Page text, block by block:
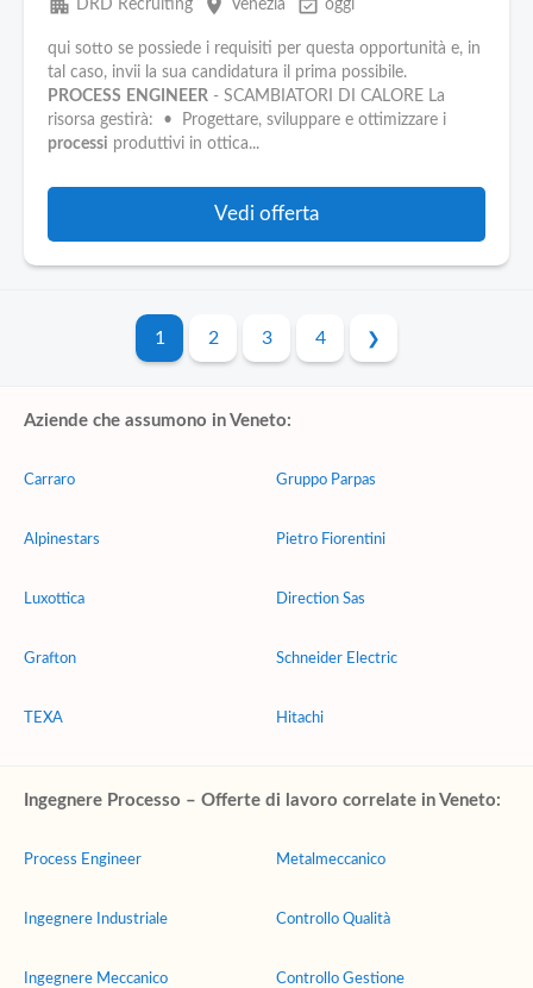
apartment DRD Recruiting place Venezia event_available oggi
qui sotto se possiede i requisiti per questa opportunità e, in
tal caso, invii la sua candidatura il prima possibile.
PROCESS ENGINEER - SCAMBIATORI DI CALORE La
risorsa gestirà: • Progettare, sviluppare e ottimizzare i
processi produttivi in ottica...
Vedi offerta
1 2 3 4
Aziende che assumono in Veneto:
Carraro
Alpinestars
Luxottica
Grafton
TEXA
Gruppo Parpas
Pietro Fiorentini
Direction Sas
Schneider Electric
Hitachi
Ingegnere Processo – Offerte di lavoro correlate in Veneto:
Process Engineer
Ingegnere Industriale
Ingegnere Meccanico
Metalmeccanico
Controllo Qualità
Controllo Gestione